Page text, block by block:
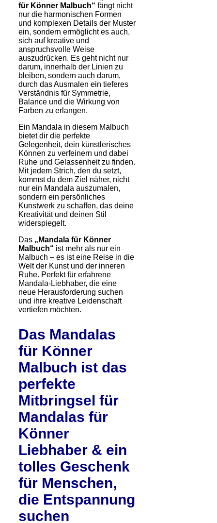
für Könner Malbuch“ fängt nicht
nur die harmonischen Formen
und komplexen Details der Muster
ein, sondern ermöglicht es auch,
sich auf kreative und
anspruchsvolle Weise
auszudrücken. Es geht nicht nur
darum, innerhalb der Linien zu
bleiben, sondern auch darum,
durch das Ausmalen ein tieferes
Verständnis für Symmetrie,
Balance und die Wirkung von
Farben zu erlangen.
Ein Mandala in diesem Malbuch
bietet dir die perfekte
Gelegenheit, dein künstlerisches
Können zu verfeinern und dabei
Ruhe und Gelassenheit zu finden.
Mit jedem Strich, den du setzt,
kommst du dem Ziel näher, nicht
nur ein Mandala auszumalen,
sondern ein persönliches
Kunstwerk zu schaffen, das deine
Kreativität und deinen Stil
widerspiegelt.
Das „Mandala für Könner
Malbuch“ ist mehr als nur ein
Malbuch – es ist eine Reise in die
Welt der Kunst und der inneren
Ruhe. Perfekt für erfahrene
Mandala-Liebhaber, die eine
neue Herausforderung suchen
und ihre kreative Leidenschaft
vertiefen möchten.
Das Mandalas
für Könner
Malbuch ist das
perfekte
Mitbringsel für
Mandalas für
Könner
Liebhaber & ein
tolles Geschenk
für Menschen,
die Entspannung
suchen